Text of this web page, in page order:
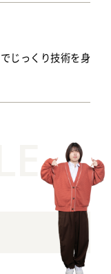
じっくり技術を身